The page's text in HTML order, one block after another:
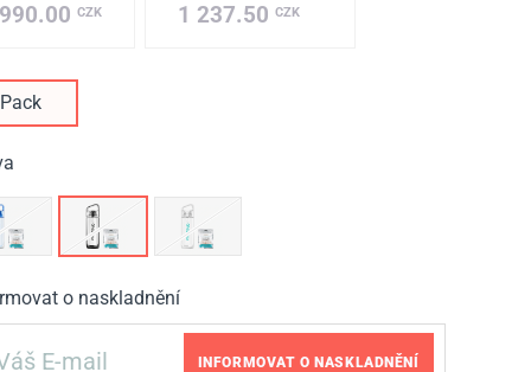
990.00 CZK 1 237.50 CZK
Pack
o naskladnění
INFORMOVAT O NASKLADNĚNÍ